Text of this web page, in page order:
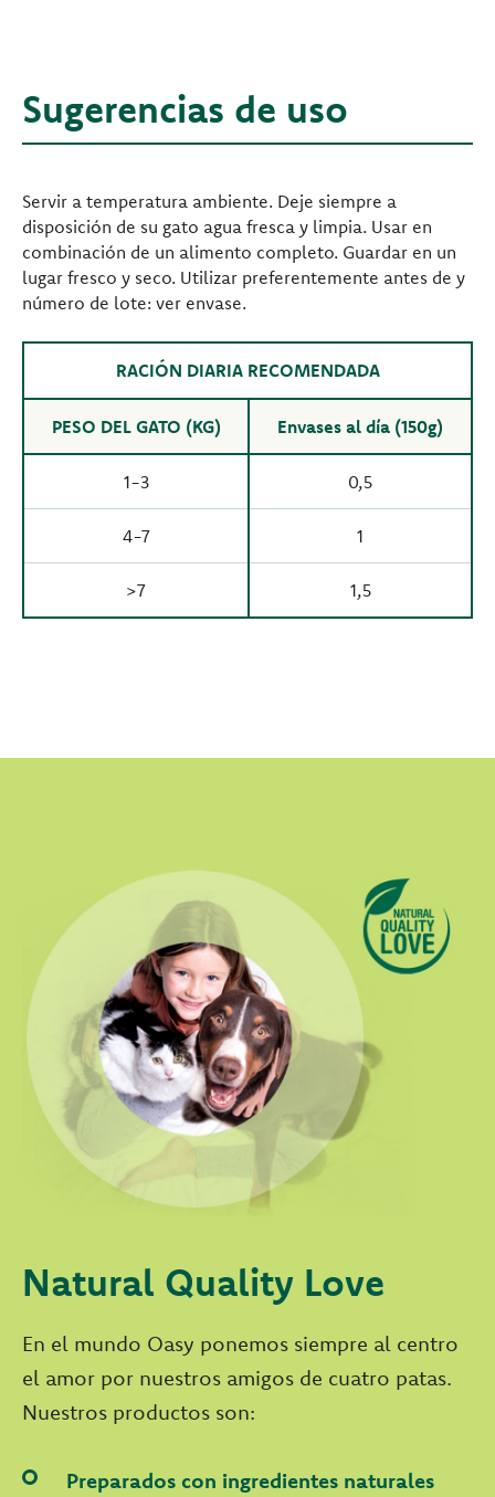
Sugerencias de uso
Servir a temperatura ambiente. Deje siempre a
disposición de su gato agua fresca y limpia. Usar en
combinación de un alimento completo. Guardar en un
lugar fresco y seco. Utilizar preferentemente antes de y
número de lote: ver envase.
RACIÓN DIARIA RECOMENDADA
PESO DEL GATO (KG) Envases al día (150g)
1-3 0,5
4-7 1
>7 1,5
Natural Quality Love
En el mundo Oasy ponemos siempre al centro
el amor por nuestros amigos de cuatro patas.
Nuestros productos son:
Preparados con ingredientes naturales